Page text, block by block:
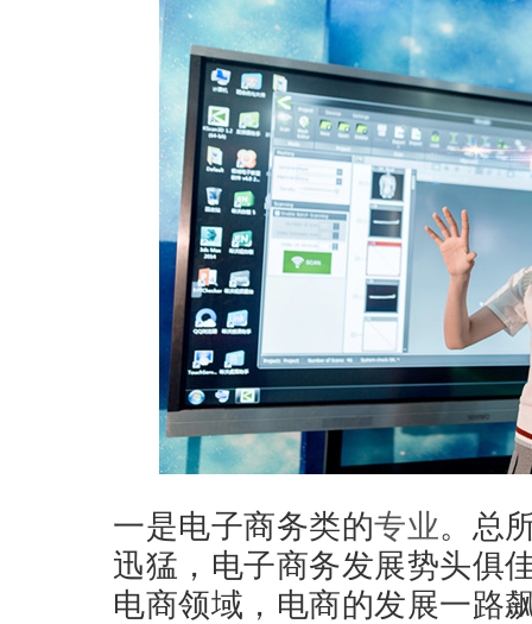
一是电子商务类的专业。总
迅猛，电子商务发展势头俱
电商领域，电商的发展一路